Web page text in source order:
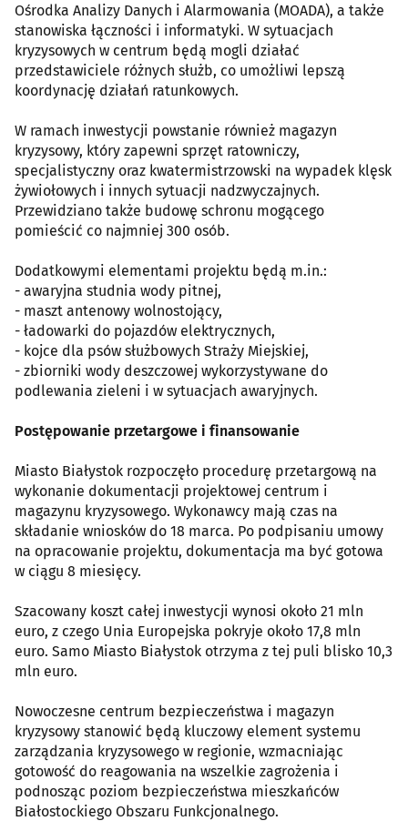
Ośrodka Analizy Danych i Alarmowania (MOADA), a także
stanowiska łączności i informatyki. W sytuacjach
kryzysowych w centrum będą mogli działać
przedstawiciele różnych służb, co umożliwi lepszą
koordynację działań ratunkowych.
W ramach inwestycji powstanie również magazyn
kryzysowy, który zapewni sprzęt ratowniczy,
specjalistyczny oraz kwatermistrzowski na wypadek klęsk
żywiołowych i innych sytuacji nadzwyczajnych.
Przewidziano także budowę schronu mogącego
pomieścić co najmniej 300 osób.
Dodatkowymi elementami projektu będą m.in.:
- awaryjna studnia wody pitnej,
- maszt antenowy wolnostojący,
- ładowarki do pojazdów elektrycznych,
- kojce dla psów służbowych Straży Miejskiej,
- zbiorniki wody deszczowej wykorzystywane do
podlewania zieleni i w sytuacjach awaryjnych.
Postępowanie przetargowe i finansowanie
Miasto Białystok rozpoczęło procedurę przetargową na
wykonanie dokumentacji projektowej centrum i
magazynu kryzysowego. Wykonawcy mają czas na
składanie wniosków do 18 marca. Po podpisaniu umowy
na opracowanie projektu, dokumentacja ma być gotowa
w ciągu 8 miesięcy.
Szacowany koszt całej inwestycji wynosi około 21 mln
euro, z czego Unia Europejska pokryje około 17,8 mln
euro. Samo Miasto Białystok otrzyma z tej puli blisko 10,3
mln euro.
Nowoczesne centrum bezpieczeństwa i magazyn
kryzysowy stanowić będą kluczowy element systemu
zarządzania kryzysowego w regionie, wzmacniając
gotowość do reagowania na wszelkie zagrożenia i
podnosząc poziom bezpieczeństwa mieszkańców
Białostockiego Obszaru Funkcjonalnego.